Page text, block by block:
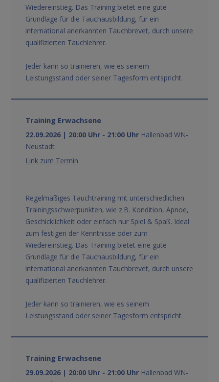
Wiedereinstieg. Das Training bietet eine gute
Grundlage für die Tauchausbildung, für ein
international anerkannten Tauchbrevet, durch unsere
qualifizierten Tauchlehrer.
Jeder kann so trainieren, wie es seinem
Leistungsstand oder seiner Tagesform entspricht.
Training Erwachsene
22.09.2026 | 20:00 Uhr - 21:00 Uhr Hallenbad WN-
Neustadt
Link zum Termin
Regelmäßiges Tauchtraining mit unterschiedlichen
Trainingsschwerpunkten, wie z.B. Kondition, Apnoe,
Geschicklichkeit oder einfach nur Spiel & Spaß. Ideal
zum festigen der Kenntnisse oder zum
Wiedereinstieg. Das Training bietet eine gute
Grundlage für die Tauchausbildung, für ein
international anerkannten Tauchbrevet, durch unsere
qualifizierten Tauchlehrer.
Jeder kann so trainieren, wie es seinem
Leistungsstand oder seiner Tagesform entspricht.
Training Erwachsene
29.09.2026 | 20:00 Uhr - 21:00 Uhr Hallenbad WN-